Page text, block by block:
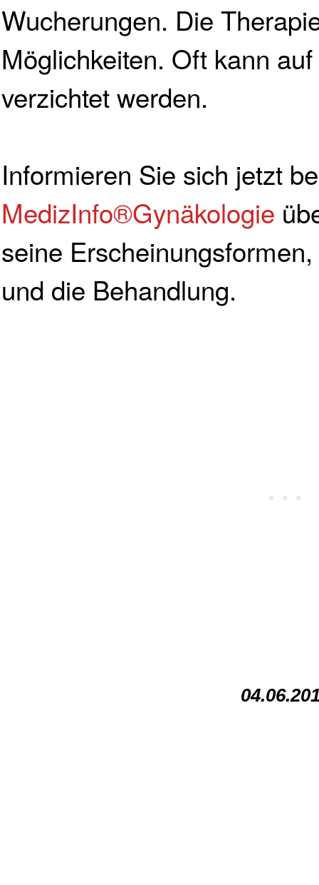
Wucherungen. Die
Möglichkeiten. Oft kann
verzichtet werden.
Informieren Sie sich jetzt
MedizInfo®Gynäkologie
seine
und die Behandlung.